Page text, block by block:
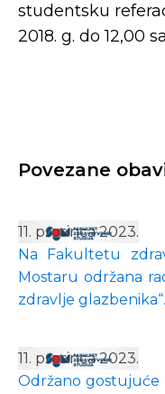
studentsku
2018. g. do 12,00
Povezane
11. prosinca 2023.
Na Fakultetu
Mostaru održana
zdravlje glazbenika“.
11. prosinca 2023.
Održano gostujuće